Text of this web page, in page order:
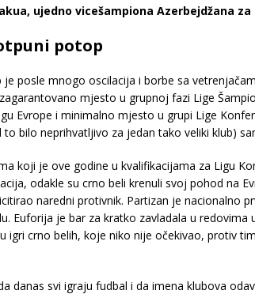
ujedno vicešampiona Azerbejdžana za
potop
je posle mnogo oscilacija i borbe sa
mjesto u grupnoj fazi Lige
Evrope i minimalno mjesto u grupi Lige
bilo neprihvatljivo za jedan tako veliki klub)
koji je ove godine u kvalifikacijama za Ligu
odakle su crno beli krenuli svoj pohod na
naredni protivnik. Partizan je nacionalno
Euforija je bar za kratko zavladala u
igri crno belih, koje niko nije očekivao, protiv
danas svi igraju fudbal i da imena klubova